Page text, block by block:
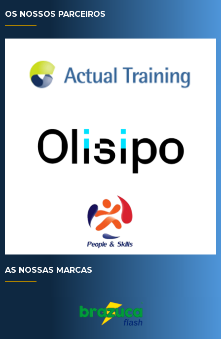
OS NOSSOS PARCEIROS
AS NOSSAS MARCAS